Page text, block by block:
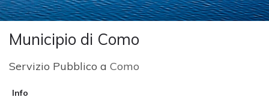
Municipio di Como
Servizio Pubblico a Como
Info